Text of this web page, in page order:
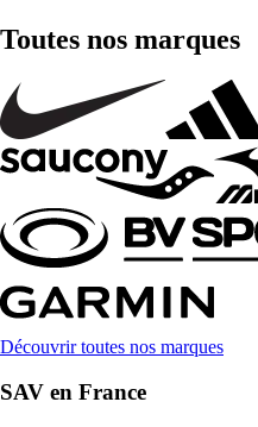
Toutes nos marques
Découvrir toutes nos marques
SAV en France